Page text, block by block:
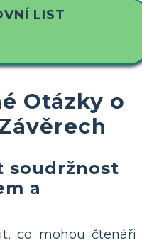
LIST
Otázky o
soudržnost
a
co mohou čtenáři